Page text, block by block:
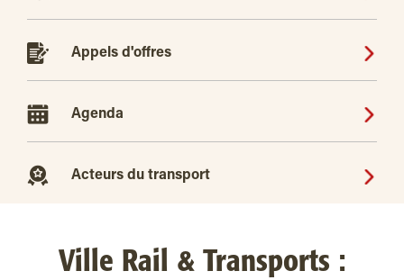
Appels d'offres
Agenda
Acteurs du transport
Ville Rail & Transports :